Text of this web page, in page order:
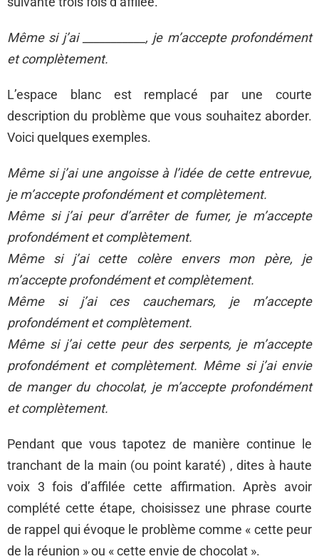
Même si j’ai ___________, je m’accepte profondément
et complètement.
L’espace blanc est remplacé par une courte
description du problème que vous souhaitez aborder.
Voici quelques exemples.
Même si j’ai une angoisse à l’idée de cette entrevue,
je m’accepte profondément et complètement.
Même si j’ai peur d’arrêter de fumer, je m’accepte
profondément et complètement.
Même si j’ai cette colère envers mon père, je
m’accepte profondément et complètement.
Même si j’ai ces cauchemars, je m’accepte
profondément et complètement.
Même si j’ai cette peur des serpents, je m’accepte
profondément et complètement. Même si j’ai envie
de manger du chocolat, je m’accepte profondément
et complètement.
Pendant que vous tapotez de manière continue le
tranchant de la main (ou point karaté) , dites à haute
voix 3 fois d’affilée cette affirmation. Après avoir
complété cette étape, choisissez une phrase courte
de rappel qui évoque le problème comme « cette peur
de la réunion » ou « cette envie de chocolat ».